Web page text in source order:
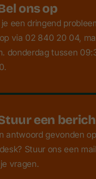
ons op
een dringend
via 02 840 20 04,
donderdag tussen
een
antwoord gevonden
Stuur ons een
vragen.